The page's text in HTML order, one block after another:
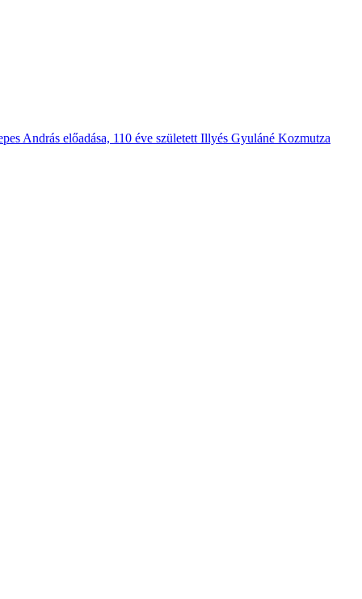
András előadása, 110 éve született Illyés Gyuláné Kozmutza